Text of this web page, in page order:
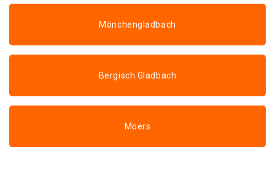
Mönchengladbach
Bergisch Gladbach
Moers